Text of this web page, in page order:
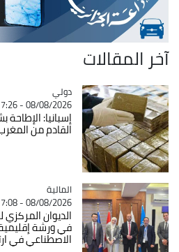
Catégorie
دولي
08/08/2026 - 17:26
إسبانيا: الإطاحة بشبكة
القادم من المغرب إلى أوروبا
Catégorie
المالية
08/08/2026 - 17:08
الديوان المركزي لقمع
في ورشة إقليمية حول
الاصطناعي في ارتكاب